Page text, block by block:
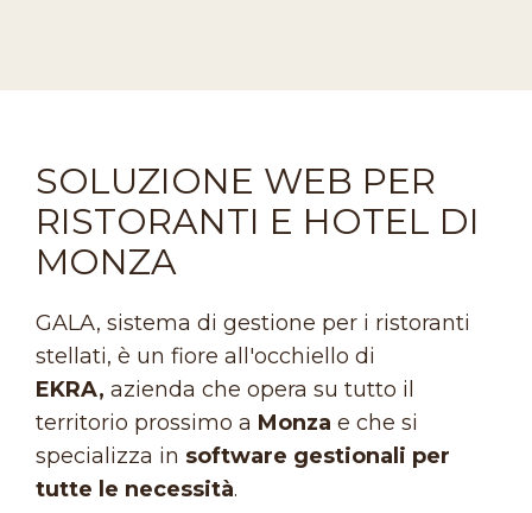
SOLUZIONE WEB PER
RISTORANTI E HOTEL DI
MONZA
GALA, sistema di gestione per i ristoranti
stellati, è un fiore all'occhiello di
EKRA, azienda che opera su tutto il
territorio prossimo a Monza e che si
specializza in software gestionali per
tutte le necessità.